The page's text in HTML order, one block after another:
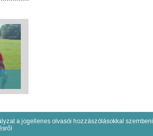
a jogellenes olvasói hozzászólásokkal szembeni